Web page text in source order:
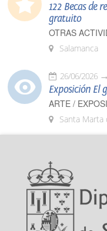
122 Becas de
gratuito
OTRAS
Salamanca
26/06/2026
Exposición El
ARTE /
Santa Marta